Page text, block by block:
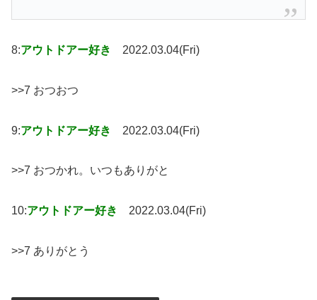
8:アウトドアー好き 2022.03.04(Fri)
>>7 おつおつ
9:アウトドアー好き 2022.03.04(Fri)
>>7 おつかれ。いつもありがと
10:アウトドアー好き 2022.03.04(Fri)
>>7 ありがとう